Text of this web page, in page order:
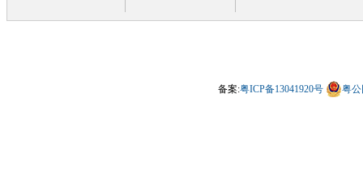
备案:粤ICP备13041920号 粤公